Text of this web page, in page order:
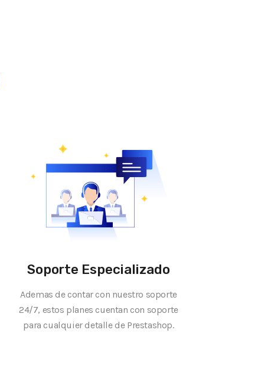
Soporte Especializado
Ademas de contar con nuestro soporte
24/7, estos planes cuentan con soporte
para cualquier detalle de Prestashop.